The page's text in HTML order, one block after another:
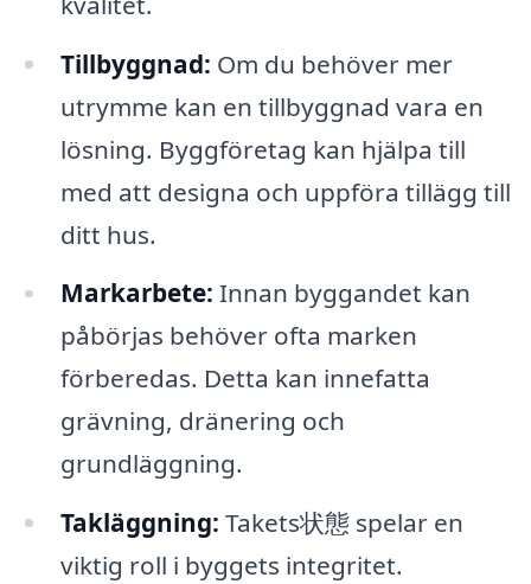
Tillbyggnad: Om du behöver mer
utrymme kan en tillbyggnad vara en
lösning. Byggföretag kan hjälpa till
med att designa och uppföra tillägg till
ditt hus.
Markarbete: Innan byggandet kan
påbörjas behöver ofta marken
förberedas. Detta kan innefatta
grävning, dränering och
grundläggning.
Takläggning: Takets状態 spelar en
viktig roll i byggets integritet.